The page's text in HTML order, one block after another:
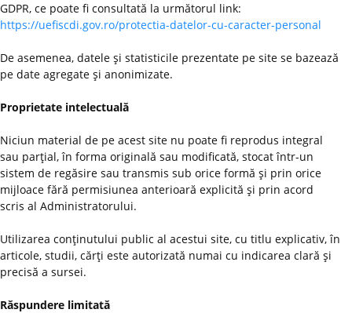
GDPR, ce poate fi consultată la următorul link:
https://uefiscdi.gov.ro/protectia-datelor-cu-caracter-personal
De asemenea, datele şi statisticile prezentate pe site se bazează
pe date agregate şi anonimizate.
Proprietate intelectuală
Niciun material de pe acest site nu poate fi reprodus integral
sau parţial, în forma originală sau modificată, stocat într-un
sistem de regăsire sau transmis sub orice formă şi prin orice
mijloace fără permisiunea anterioară explicită şi prin acord
scris al Administratorului.
Utilizarea conţinutului public al acestui site, cu titlu explicativ, în
articole, studii, cărţi este autorizată numai cu indicarea clară şi
precisă a sursei.
Răspundere limitată